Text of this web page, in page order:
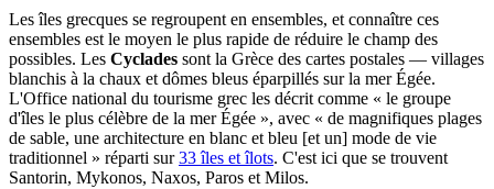
Les îles grecques se regroupent en ensembles, et connaître ces
ensembles est le moyen le plus rapide de réduire le champ des
possibles. Les Cyclades sont la Grèce des cartes postales — villages
blanchis à la chaux et dômes bleus éparpillés sur la mer Égée.
L'Office national du tourisme grec les décrit comme « le groupe
d'îles le plus célèbre de la mer Égée », avec « de magnifiques plages
de sable, une architecture en blanc et bleu [et un] mode de vie
traditionnel » réparti sur33 îles et îlots. C'est ici que se trouvent
Santorin, Mykonos, Naxos, Paros et Milos.